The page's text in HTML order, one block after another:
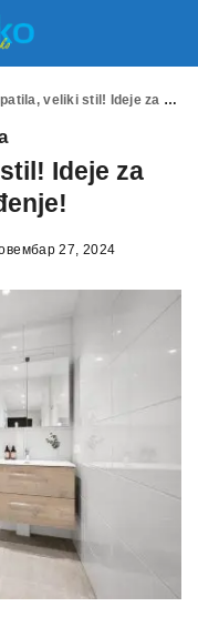
veliki stil! Ideje za savršeno uređenje!
Ideje za
27, 2024